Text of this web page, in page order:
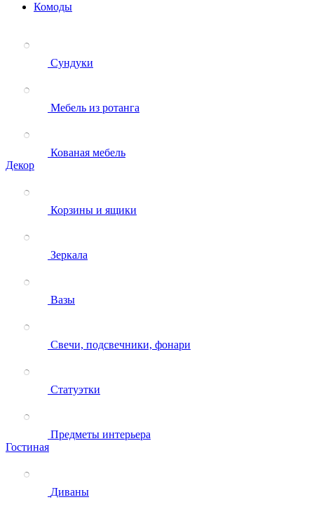
Комоды
Сундуки
Мебель из ротанга
Кованая мебель
Декор
Корзины и ящики
Зеркала
Вазы
Свечи, подсвечники, фонари
Статуэтки
Предметы интерьера
Гостиная
Диваны